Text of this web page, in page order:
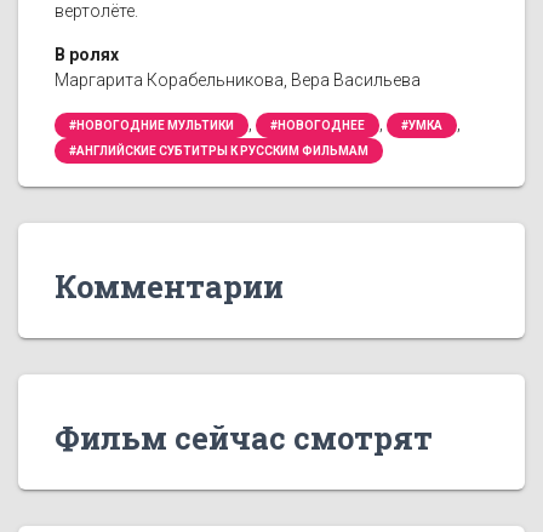
вертолёте.
В ролях
Маргарита Корабельникова, Вера Васильева
#НОВОГОДНИЕ МУЛЬТИКИ #НОВОГОДНЕЕ #УМКА
#АНГЛИЙСКИЕ СУБТИТРЫ К РУССКИМ ФИЛЬМАМ
Комментарии
Фильм сейчас смотрят